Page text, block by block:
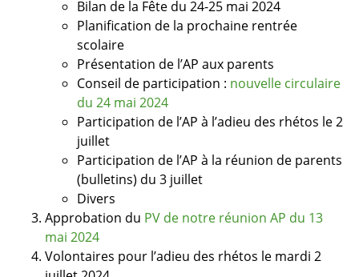
Bilan de la Fête du 24-25 mai 2024
Planification de la prochaine rentrée
scolaire
Présentation de l’AP aux parents
Conseil de participation : nouvelle circulaire
du 24 mai 2024
Participation de l’AP à l’adieu des rhétos le 2
juillet
Participation de l’AP à la réunion de parents
(bulletins) du 3 juillet
Divers
Approbation du PV de notre réunion AP du 13
mai 2024
Volontaires pour l’adieu des rhétos le mardi 2